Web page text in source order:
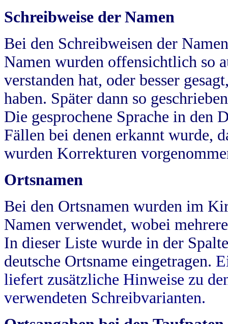
Schreibweise der Namen
Bei den Schreibweisen der
Namen wurden offensichtlich so
verstanden hat, oder besser
haben. Später dann so
Die gesprochene Sprache in
Fällen bei denen erkannt wurde,
wurden Korrekturen
Ortsnamen
Bei den Ortsnamen wurden im
Namen verwendet, wobei
In dieser Liste wurde in der
deutsche Ortsname eingetragen.
liefert zusätzliche Hinweise zu
verwendeten Schreibvarianten.